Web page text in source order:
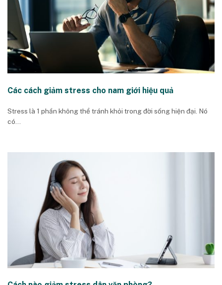
Các cách giảm stress cho nam giới hiệu quả
Stress là 1 phần không thể tránh khỏi trong đời sống hiện đại. Nó
có...